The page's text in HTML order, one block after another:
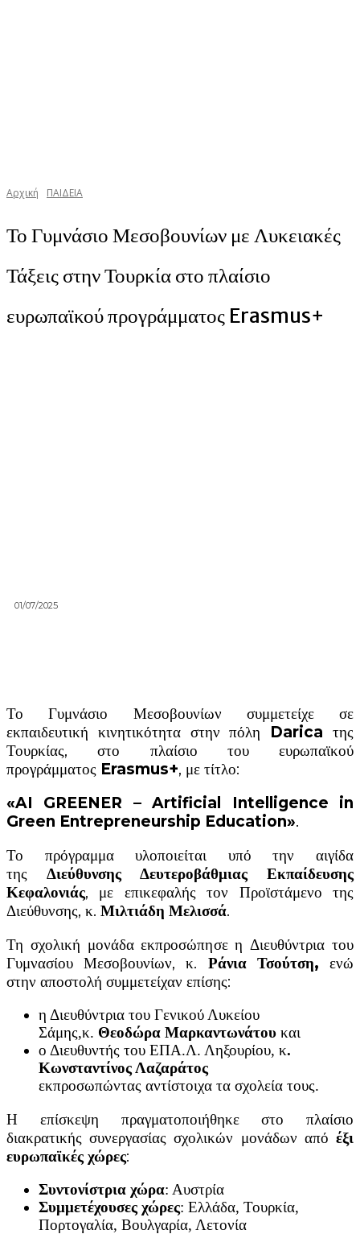
Αρχική ΠΑΙΔΕΙΑ
Το Γυμνάσιο Μεσοβουνίων με Λυκειακές
Τάξεις στην Τουρκία στο πλαίσιο
ευρωπαϊκού προγράμματος Erasmus+
01/07/2025
Το Γυμνάσιο Μεσοβουνίων συμμετείχε σε
εκπαιδευτική κινητικότητα στην πόλη Darica της
Τουρκίας, στο πλαίσιο του ευρωπαϊκού
προγράμματος Erasmus+, με τίτλο:
«AI GREENER – Artificial Intelligence in
Green Entrepreneurship Education».
Το πρόγραμμα υλοποιείται υπό την αιγίδα
της Διεύθυνσης Δευτεροβάθμιας Εκπαίδευσης
Κεφαλονιάς, με επικεφαλής τον Προϊστάμενο της
Διεύθυνσης, κ. Μιλτιάδη Μελισσά.
Τη σχολική μονάδα εκπροσώπησε η Διευθύντρια του
Γυμνασίου Μεσοβουνίων, κ. Ράνια Τσούτση, ενώ
στην αποστολή συμμετείχαν επίσης:
η Διευθύντρια του Γενικού Λυκείου
Σάμης,κ. Θεοδώρα Μαρκαντωνάτου και
ο Διευθυντής του ΕΠΑ.Λ. Ληξουρίου, κ.
Κωνσταντίνος Λαζαράτος
εκπροσωπώντας αντίστοιχα τα σχολεία τους.
Η επίσκεψη πραγματοποιήθηκε στο πλαίσιο
διακρατικής συνεργασίας σχολικών μονάδων από έξι
ευρωπαϊκές χώρες:
Συντονίστρια χώρα: Αυστρία
Συμμετέχουσες χώρες: Ελλάδα, Τουρκία,
Πορτογαλία, Βουλγαρία, Λετονία